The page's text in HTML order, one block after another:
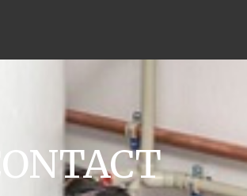
CONTACT